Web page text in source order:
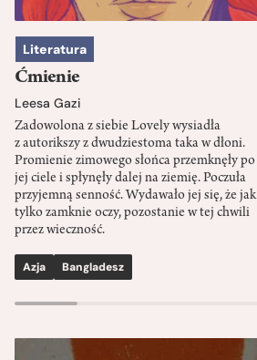
Literatura
Ćmienie
Leesa Gazi
Zadowolona z siebie Lovely wysiadła
z autorikszy z dwudziestoma taka w dłoni.
Promienie zimowego słońca przemknęły po
jej ciele i spłynęły dalej na ziemię. Poczuła
przyjemną senność. Wydawało jej się, że jak
tylko zamknie oczy, pozostanie w tej chwili
przez wieczność.
Azja Bangladesz